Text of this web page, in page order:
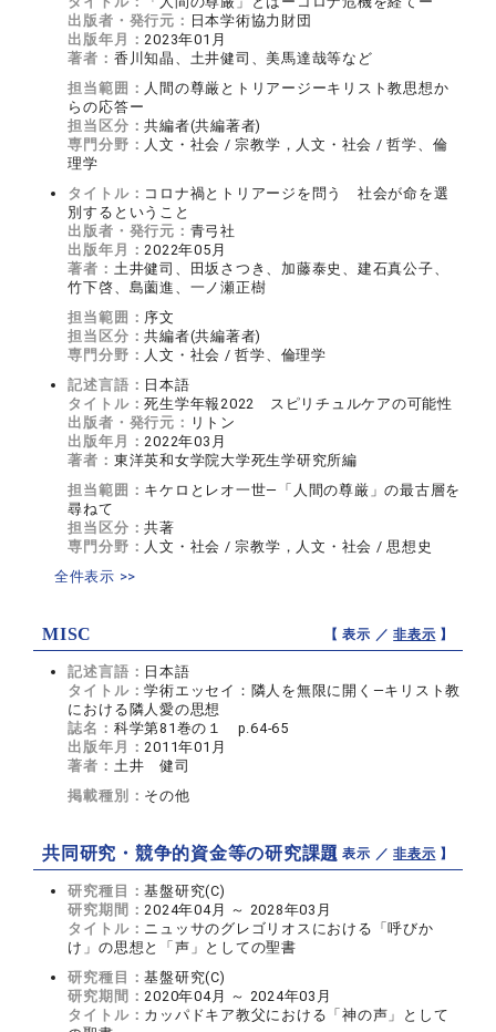
出版者・発行元： 日本学術協力財団
出版年月：2023年01月
著者： 香川知晶、土井健司、美馬達哉等など
担当範囲： 人間の尊厳とトリアージーキリスト教思想か
らの応答ー
担当区分：共編者(共編著者)
専門分野： 人文・社会 / 宗教学，人文・社会 / 哲学、倫
理学
タイトル： コロナ禍とトリアージを問う 社会が命を選
別するということ
出版者・発行元： 青弓社
出版年月：2022年05月
著者： 土井健司、田坂さつき、加藤泰史、建石真公子、
竹下啓、島薗進、一ノ瀬正樹
担当範囲： 序文
担当区分：共編者(共編著者)
専門分野： 人文・社会 / 哲学、倫理学
記述言語： 日本語
タイトル：死生学年報2022 スピリチュルケアの可能性
出版者・発行元： リトン
出版年月：2022年03月
著者： 東洋英和女学院大学死生学研究所編
担当範囲： キケロとレオ一世―「人間の尊厳」の最古層を
尋ねて
担当区分：共著
専門分野： 人文・社会 / 宗教学，人文・社会 / 思想史
全件表示 >>
MISC 【 表示 ／非表示 】
記述言語： 日本語
タイトル：学術エッセイ：隣人を無限に開く―キリスト教
における隣人愛の思想
誌名： 科学第81巻の１ p.64-65
出版年月：2011年01月
著者： 土井 健司
掲載種別： その他
共同研究・競争的資金等の研究課題【 表示 ／非表示 】
研究種目：基盤研究(C)
研究期間：2024年04月 ～ 2028年03月
タイトル： ニュッサのグレゴリオスにおける「呼びか
け」の思想と「声」としての聖書
研究種目：基盤研究(C)
研究期間：2020年04月 ～ 2024年03月
タイトル： カッパドキア教父における「神の声」として